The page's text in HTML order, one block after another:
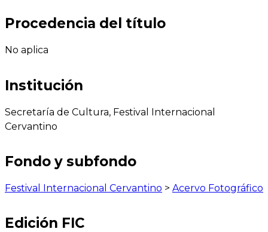
Procedencia del título
No aplica
Institución
Secretaría de Cultura, Festival Internacional
Cervantino
Fondo y subfondo
Festival Internacional Cervantino > Acervo Fotográfico
Edición FIC